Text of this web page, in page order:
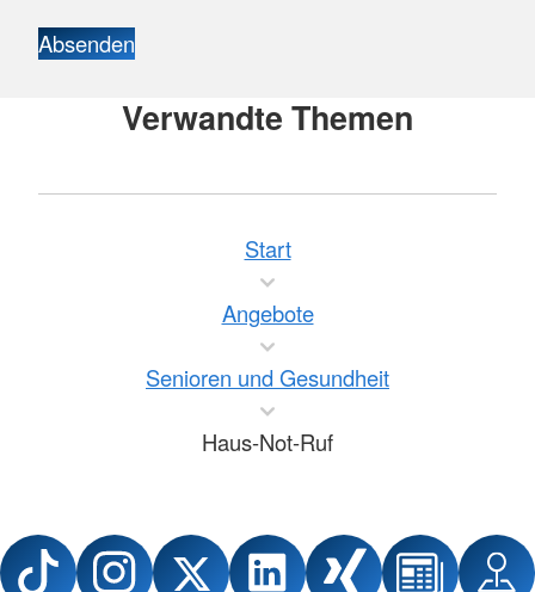
Absenden
Verwandte Themen
Start
Angebote
Senioren und Gesundheit
Haus-Not-Ruf